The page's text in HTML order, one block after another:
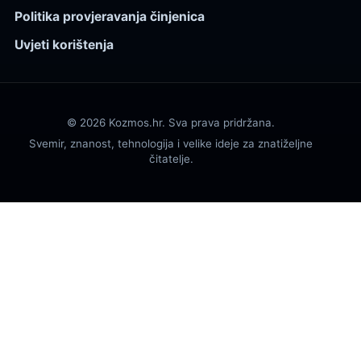
Politika provjeravanja činjenica
Uvjeti korištenja
© 2026 Kozmos.hr. Sva prava pridržana.
Svemir, znanost, tehnologija i velike ideje za znatiželjne
čitatelje.